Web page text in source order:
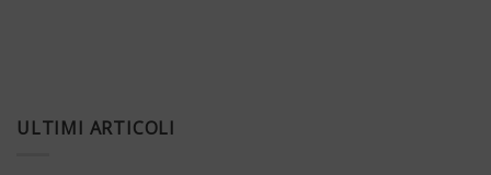
ULTIMI ARTICOLI